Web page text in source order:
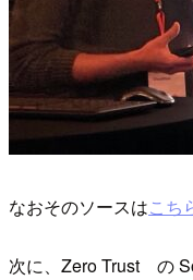
なおそのソースはこち
次に、Zero Trust の